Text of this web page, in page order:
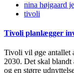
nina højgaard
tivoli
Tivoli planlægger
Tivoli vil øge antallet
2030. Det skal blandt
og en større